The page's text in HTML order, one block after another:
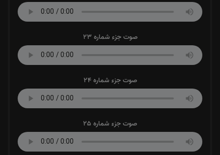
صوت جزء شماره 23
صوت جزء شماره 24
صوت جزء شماره 25